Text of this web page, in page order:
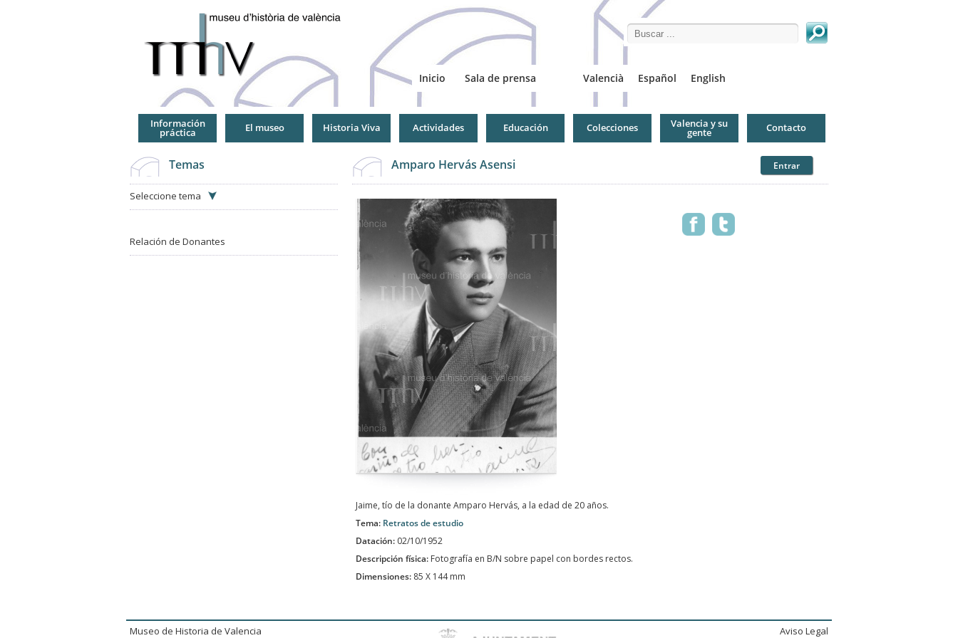
Search this site
Valencià Español English
Inicio Sala de prensa
Información
práctica El museo Historia Viva Actividades Educación Colecciones Valencia y su
gente Contacto
Temas
Seleccione tema
Relación de Donantes
Amparo Hervás Asensi Entrar
Jaime, tío de la donante Amparo Hervás, a la edad de 20 años.
Tema: Retratos de estudio
Datación: 02/10/1952
Descripción física: Fotografía en B/N sobre papel con bordes rectos.
Dimensiones: 85 X 144 mm
Museo de Historia de Valencia
Aviso Legal